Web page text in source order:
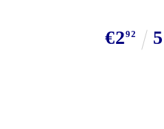
€292 5